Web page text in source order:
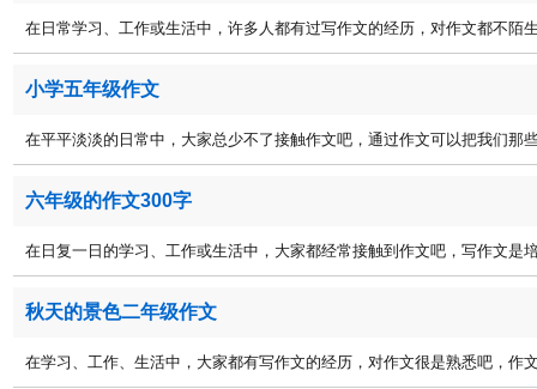
在日常学习、工作或生活中，许多人都有过写作文的经历，对作文都不
小学五年级作文
在平平淡淡的日常中，大家总少不了接触作文吧，通过作文可以把我们
六年级的作文300字
在日复一日的学习、工作或生活中，大家都经常接触到作文吧，写作文
秋天的景色二年级作文
在学习、工作、生活中，大家都有写作文的经历，对作文很是熟悉吧，